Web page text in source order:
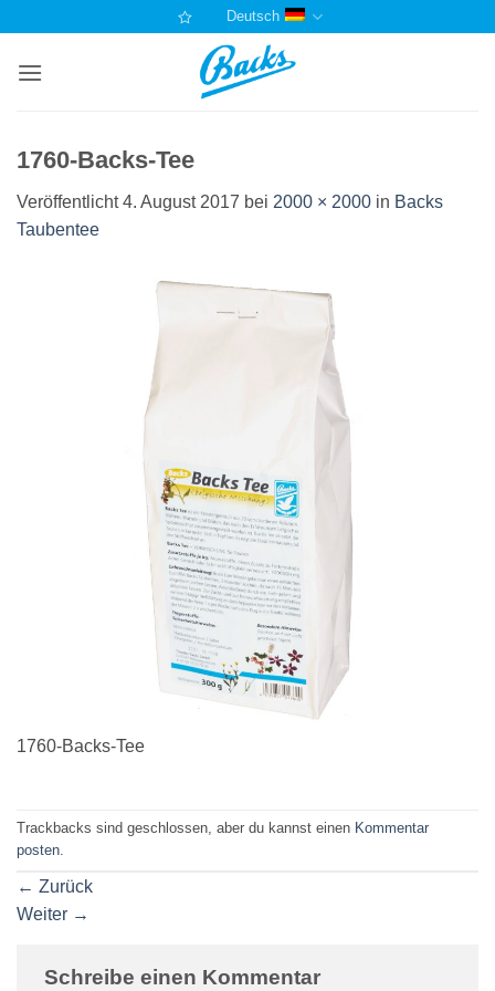
springen
Deutsch
1760-Backs-Tee
Veröffentlicht4. August 2017 bei 2000 × 2000 in Backs
Taubentee
1760-Backs-Tee
Trackbacks sind geschlossen, aber du kannst einen Kommentar
posten.
← Zurück
Weiter →
Schreibe einen Kommentar